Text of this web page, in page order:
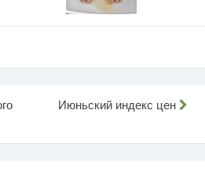
Июньский индекс цен